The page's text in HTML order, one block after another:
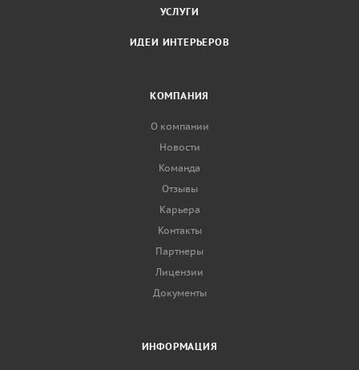
УСЛУГИ
ИДЕИ ИНТЕРЬЕРОВ
КОМПАНИЯ
О компании
Новости
Команда
Отзывы
Карьера
Контакты
Партнеры
Лицензии
Документы
ИНФОРМАЦИЯ